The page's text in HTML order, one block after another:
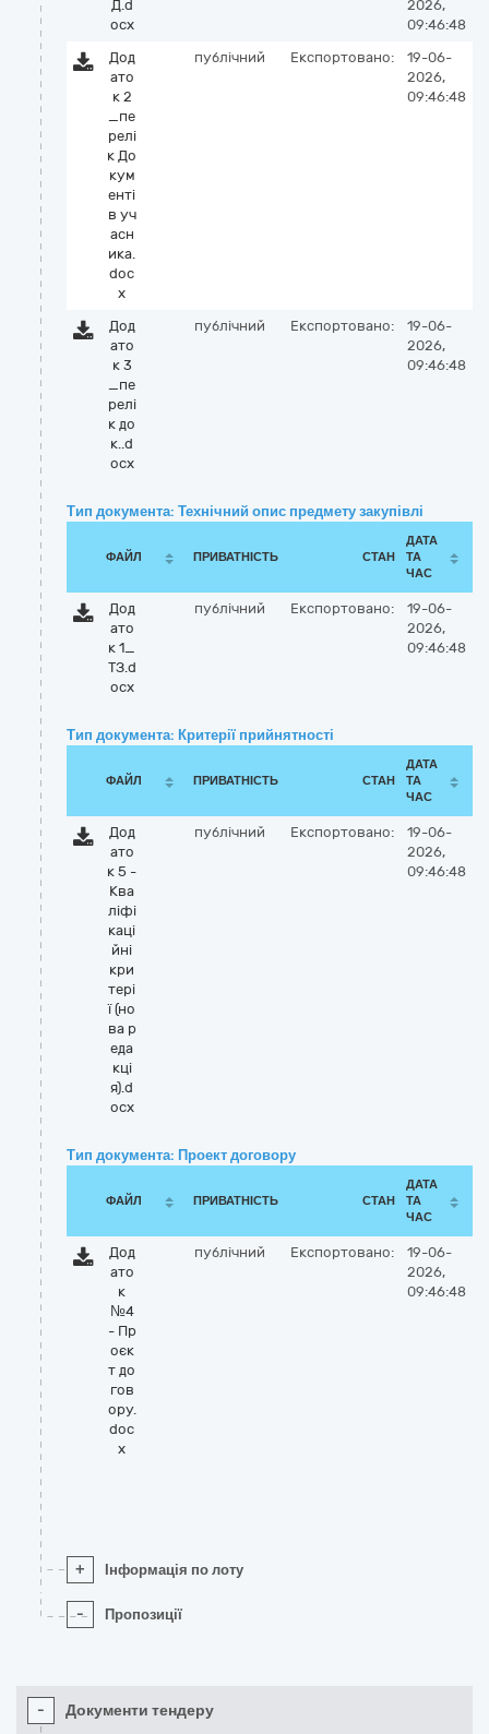
Д.d
ocx
2026,
09:46:48
Дод
ато
к 2
_пе
релі
к До
кум
енті
в уч
асн
ика.
doc
x
публічний Експортовано:
19-06-
2026,
09:46:48
Дод
ато
к 3
_пе
релі
к до
к..d
ocx
публічний Експортовано:
19-06-
2026,
09:46:48
Тип документа: Технічний опис предмету закупівлі
ФАЙЛ ПРИВАТНІСТЬ СТАН
ДАТА
ТА
ЧАС
Дод
ато
к 1_
ТЗ.d
ocx
публічний Експортовано:
19-06-
2026,
09:46:48
Тип документа: Критерії прийнятності
ФАЙЛ ПРИВАТНІСТЬ СТАН
ДАТА
ТА
ЧАС
Дод
ато
к 5 -
Ква
ліфі
каці
йні
кри
тері
ї (но
ва р
еда
кці
я).d
ocx
публічний Експортовано:
19-06-
2026,
09:46:48
Тип документа: Проект договору
ФАЙЛ ПРИВАТНІСТЬ СТАН
ДАТА
ТА
ЧАС
Дод
ато
к
№4
- Пр
оєк
т до
гов
ору.
doc
x
публічний Експортовано:
19-06-
2026,
09:46:48
+ Інформація по лоту
- Пропозиції
- Документи тендеру